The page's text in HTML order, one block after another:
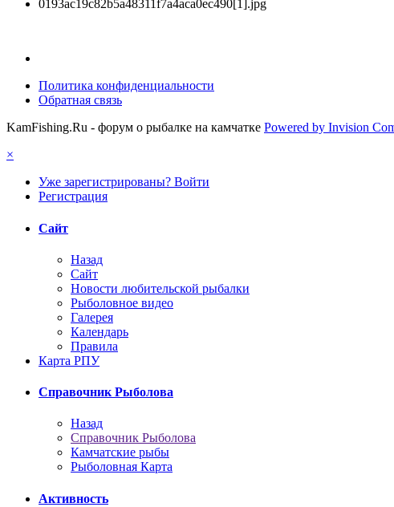
0193ac19c82b5a48311f7a4aca0ec490[1].jpg
Политика конфиденциальности
Обратная связь
KamFishing.Ru - форум о рыбалке на камчатке Powered by Invision
×
Уже зарегистрированы? Войти
Регистрация
Сайт
Назад
Сайт
Новости любительской рыбалки
Рыболовное видео
Галерея
Календарь
Правила
Карта РПУ
Справочник Рыболова
Назад
Справочник Рыболова
Камчатские рыбы
Рыболовная Карта
Активность